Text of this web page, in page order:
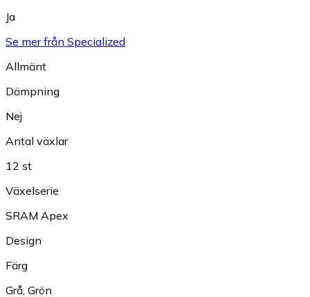
Ja
Se mer från Specialized
Allmänt
Dämpning
Nej
Antal växlar
12 st
Växelserie
SRAM Apex
Design
Färg
Grå, Grön